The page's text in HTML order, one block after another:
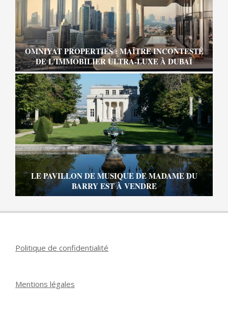
OMNIYAT PROPERTIES : MAÎTRE INCONTESTÉ
DE L’IMMOBILIER ULTRA-LUXE À DUBAÏ
LE PAVILLON DE MUSIQUE DE MADAME DU
BARRY EST À VENDRE
Politique de confidentialité
Mentions légales